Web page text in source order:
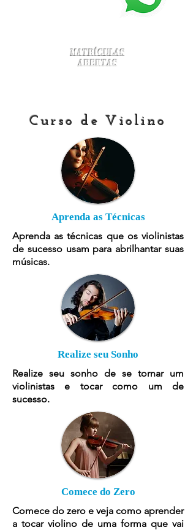
Matrículas
Abertas
Curso de Violino
Aprenda as Técnicas
Aprenda as técnicas que os violinistas
de sucesso usam para abrilhantar suas
músicas.
Realize seu Sonho
Realize seu sonho de se tornar um
violinistas e tocar como um de
sucesso.
Comece do Zero
Comece do zero e veja como aprender
a tocar violino de uma forma que vai